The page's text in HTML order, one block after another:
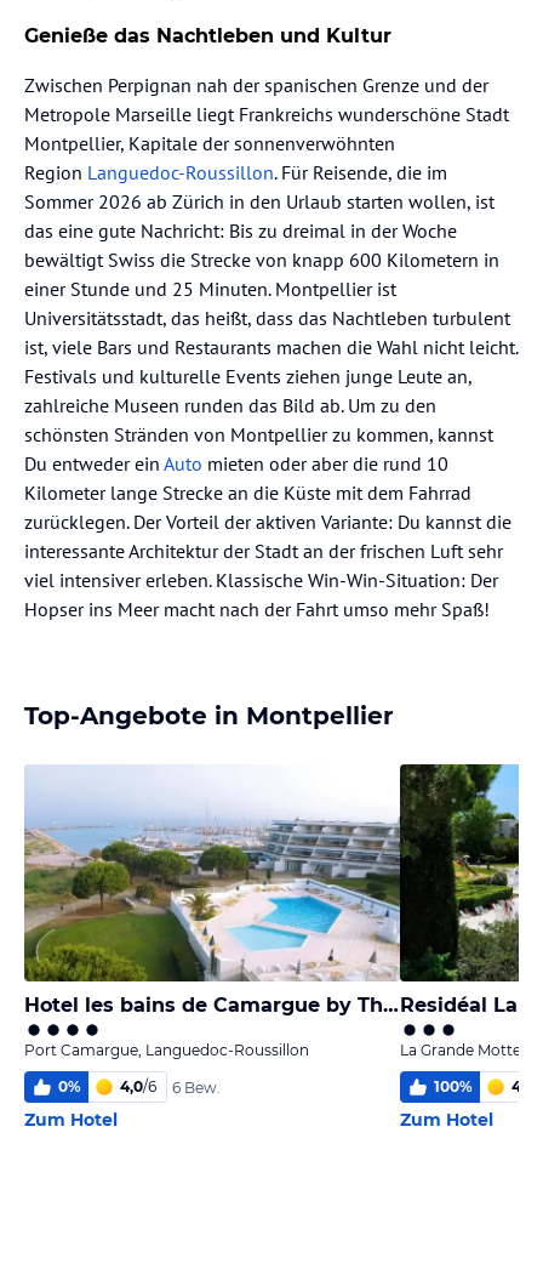
Genieße das Nachtleben und Kultur
Zwischen Perpignan nah der spanischen Grenze und der
Metropole Marseille liegt Frankreichs wunderschöne Stadt
Montpellier, Kapitale der sonnenverwöhnten
Region Languedoc-Roussillon. Für Reisende, die im
Sommer 2026 ab Zürich in den Urlaub starten wollen, ist
das eine gute Nachricht: Bis zu dreimal in der Woche
bewältigt Swiss die Strecke von knapp 600 Kilometern in
einer Stunde und 25 Minuten. Montpellier ist
Universitätsstadt, das heißt, dass das Nachtleben turbulent
ist, viele Bars und Restaurants machen die Wahl nicht leicht.
Festivals und kulturelle Events ziehen junge Leute an,
zahlreiche Museen runden das Bild ab. Um zu den
schönsten Stränden von Montpellier zu kommen, kannst
Du entweder ein Auto mieten oder aber die rund 10
Kilometer lange Strecke an die Küste mit dem Fahrrad
zurücklegen. Der Vorteil der aktiven Variante: Du kannst die
interessante Architektur der Stadt an der frischen Luft sehr
viel intensiver erleben. Klassische Win-Win-Situation: Der
Hopser ins Meer macht nach der Fahrt umso mehr Spaß!
Top-Angebote in Montpellier
Hotel les bains de Camargue by Thalazur
Port Camargue, Languedoc-Roussillon
0% 4,0/6 6 Bew.
Zum Hotel
La Grande Motte,
100% 4,0
Zum Hotel